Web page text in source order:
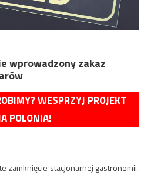
wprowadzony zakaz
WESPRZYJ PROJEKT
POLONIA!
zamknięcie stacjonarnej gastronomii.